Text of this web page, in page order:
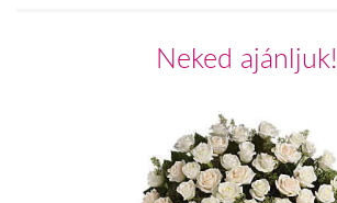
Neked ajánljuk!